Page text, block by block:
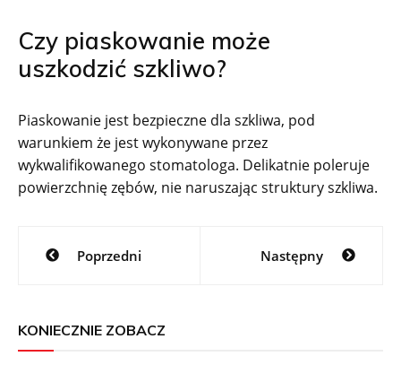
Czy piaskowanie może
uszkodzić szkliwo?
Piaskowanie jest bezpieczne dla szkliwa, pod
warunkiem że jest wykonywane przez
wykwalifikowanego stomatologa. Delikatnie poleruje
powierzchnię zębów, nie naruszając struktury szkliwa.
Nawigacja
wpisuPoprzedni Następny
KONIECZNIE ZOBACZ